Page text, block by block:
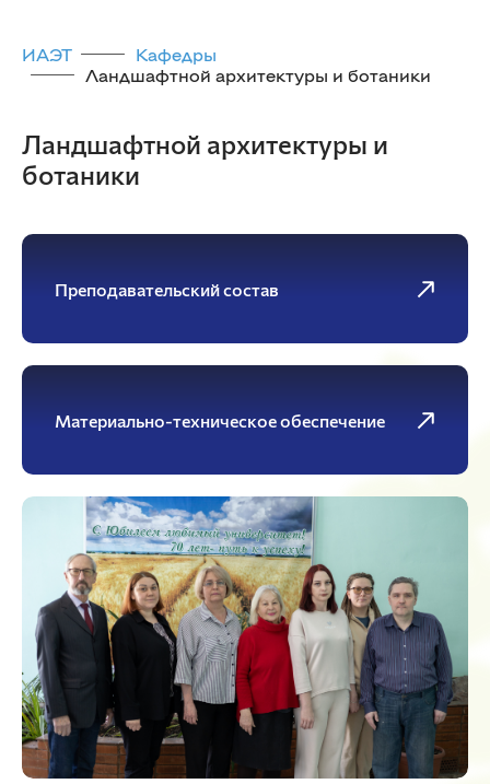
ИАЭТ
Кафедры
Ландшафтной архитектуры и ботаники
Ландшафтной архитектуры и
ботаники
Преподавательский состав
Материально-техническое обеспечение